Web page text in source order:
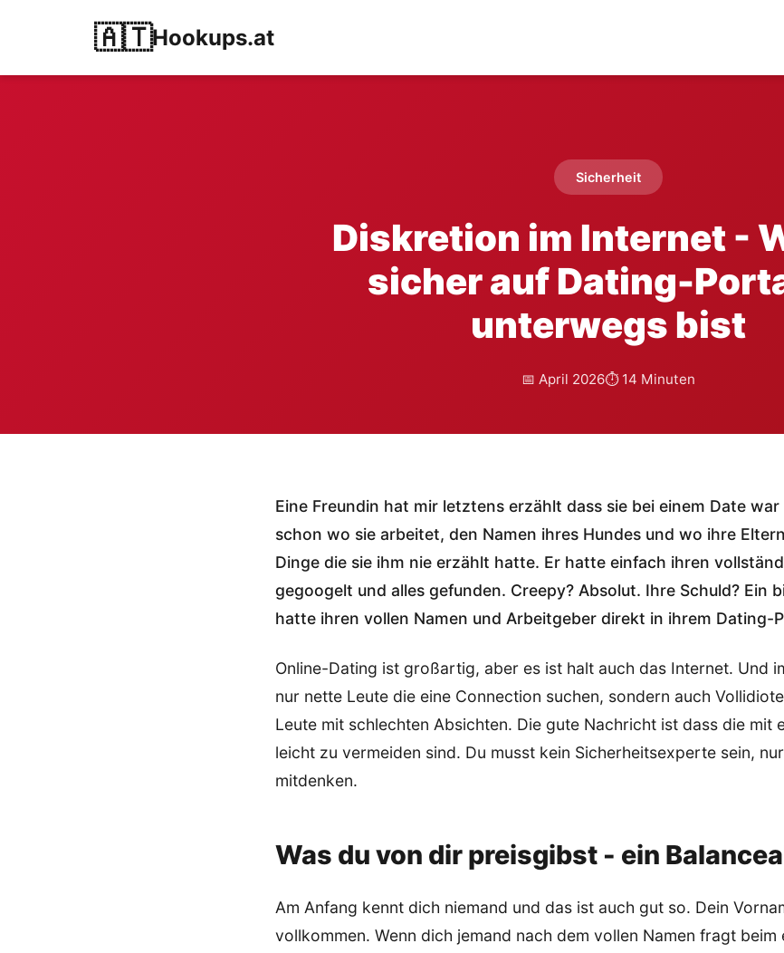
🇦🇹Hookups.at
Sicherheit
Diskretion im Internet -
sicher auf Dating-
unterwegs bist
📅 April 2026⏱️ 14 Minuten
Eine Freundin hat mir letztens erzählt dass sie bei einem Date
schon wo sie arbeitet, den Namen ihres Hundes und wo ihre
Dinge die sie ihm nie erzählt hatte. Er hatte einfach ihren
gegoogelt und alles gefunden. Creepy? Absolut. Ihre Schuld? Ein
hatte ihren vollen Namen und Arbeitgeber direkt in ihrem Dating-
Online-Dating ist großartig, aber es ist halt auch das Internet. Und
nur nette Leute die eine Connection suchen, sondern auch
Leute mit schlechten Absichten. Die gute Nachricht ist dass die mit
leicht zu vermeiden sind. Du musst kein Sicherheitsexperte sein,
mitdenken.
Was du von dir preisgibst - ein
Am Anfang kennt dich niemand und das ist auch gut so. Dein
vollkommen. Wenn dich jemand nach dem vollen Namen fragt beim